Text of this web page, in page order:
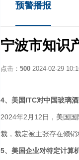
预警播报
宁波市知识
点击： 500 2024-02-29
4、 美国ITC对中国玻璃
2024年2月12日，美国
裁，裁定被主张存在倾
5、 美国企业对特定计算